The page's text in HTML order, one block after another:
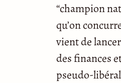
“champion
qu’on
vient de
des finances
pseudo-